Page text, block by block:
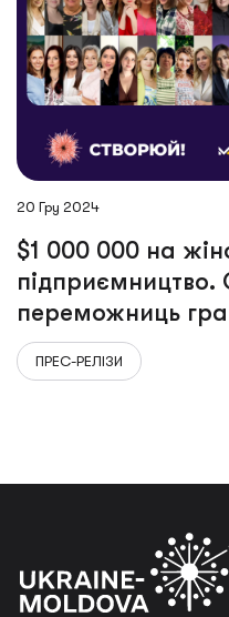
20 Гру 2024
$1 000 000 на
переможниць
«СТВОРЮЙ!»
ПРЕС-РЕЛІЗИ